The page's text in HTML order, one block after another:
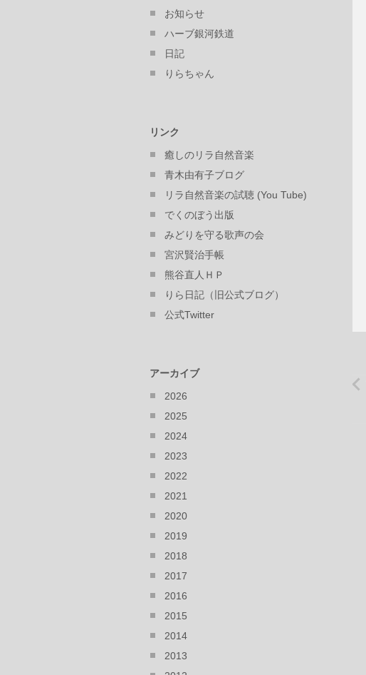
お知らせ
ハーブ銀河鉄道
日記
りらちゃん
リンク
癒しのリラ自然音楽
青木由有子ブログ
リラ自然音楽の試聴 (You Tube)
でくのぼう出版
みどりを守る歌声の会
宮沢賢治手帳
熊谷直人ＨＰ
りら日記（旧公式ブログ）
公式Twitter
アーカイブ
2026
2025
2024
2023
2022
2021
2020
2019
2018
2017
2016
2015
2014
2013